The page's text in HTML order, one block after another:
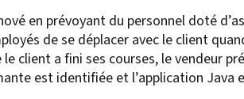
en prévoyant du personnel doté
de se déplacer avec le client
client a fini ses courses, le vendeur
est identifiée et l’application